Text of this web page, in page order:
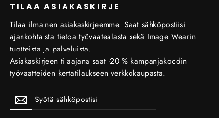
TILAA ASIAKASKIRJE
Tilaa ilmainen asiakaskirjeemme. Saat sähköpostiisi
ajankohtaista tietoa työvaatealasta sekä Image Wearin
tuotteista ja palveluista.
Asiakaskirjeen tilaajana saat -20 % kampanjakoodin
työvaatteiden kertatilaukseen verkkokaupasta.
Tilaa
uutiskirje
Tilaa
uutiskirje